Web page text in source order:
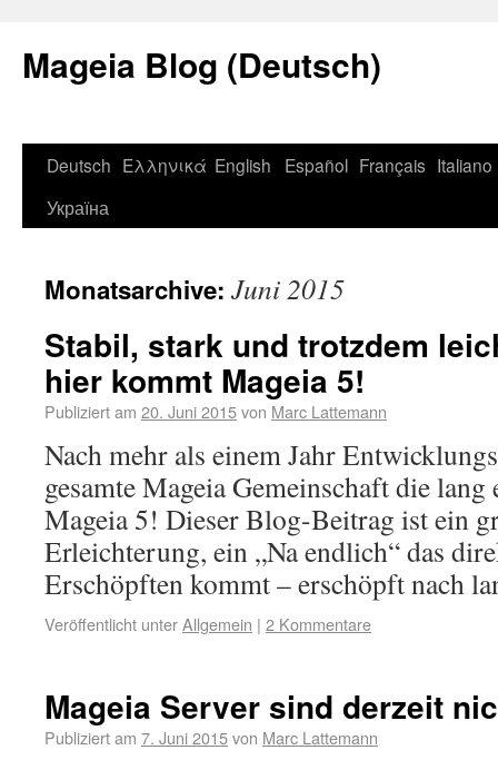
Mageia Blog (Deutsch)
Deutsch Ελληνικά English Español Français Italiano
Україна
Monatsarchive: Juni 2015
Stabil, stark und trotzdem
hier kommt Mageia 5!
Publiziert am 20. Juni 2015von Marc Lattemann
Nach mehr als einem Jahr
gesamte Mageia Gemeinschaft die lang
Mageia 5! Dieser Blog-Beitrag ist ein
Erleichterung, ein „Na endlich“ das
Erschöpften kommt – erschöpft nach
Veröffentlicht unterAllgemein | 2 Kommentare
Mageia Server sind derzeit
Publiziert am 7. Juni 2015von Marc Lattemann